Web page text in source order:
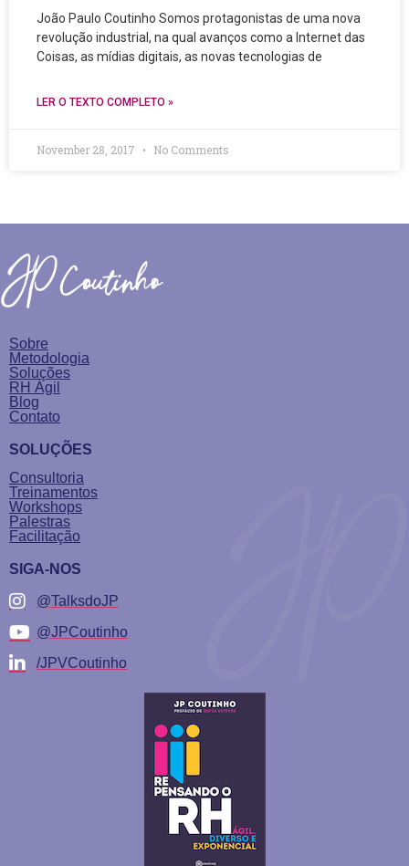
João Paulo Coutinho Somos protagonistas de uma nova
revolução industrial, na qual avanços como a Internet das
Coisas, as mídias digitais, as novas tecnologias de
LER O TEXTO COMPLETO »
November 28, 2017 No Comments
Sobre
Metodologia
Soluções
RH Ágil
Blog
Contato
SOLUÇÕES
Consultoria
Treinamentos
Workshops
Palestras
Facilitação
SIGA-NOS
@TalksdoJP
@JPCoutinho
/JPVCoutinho